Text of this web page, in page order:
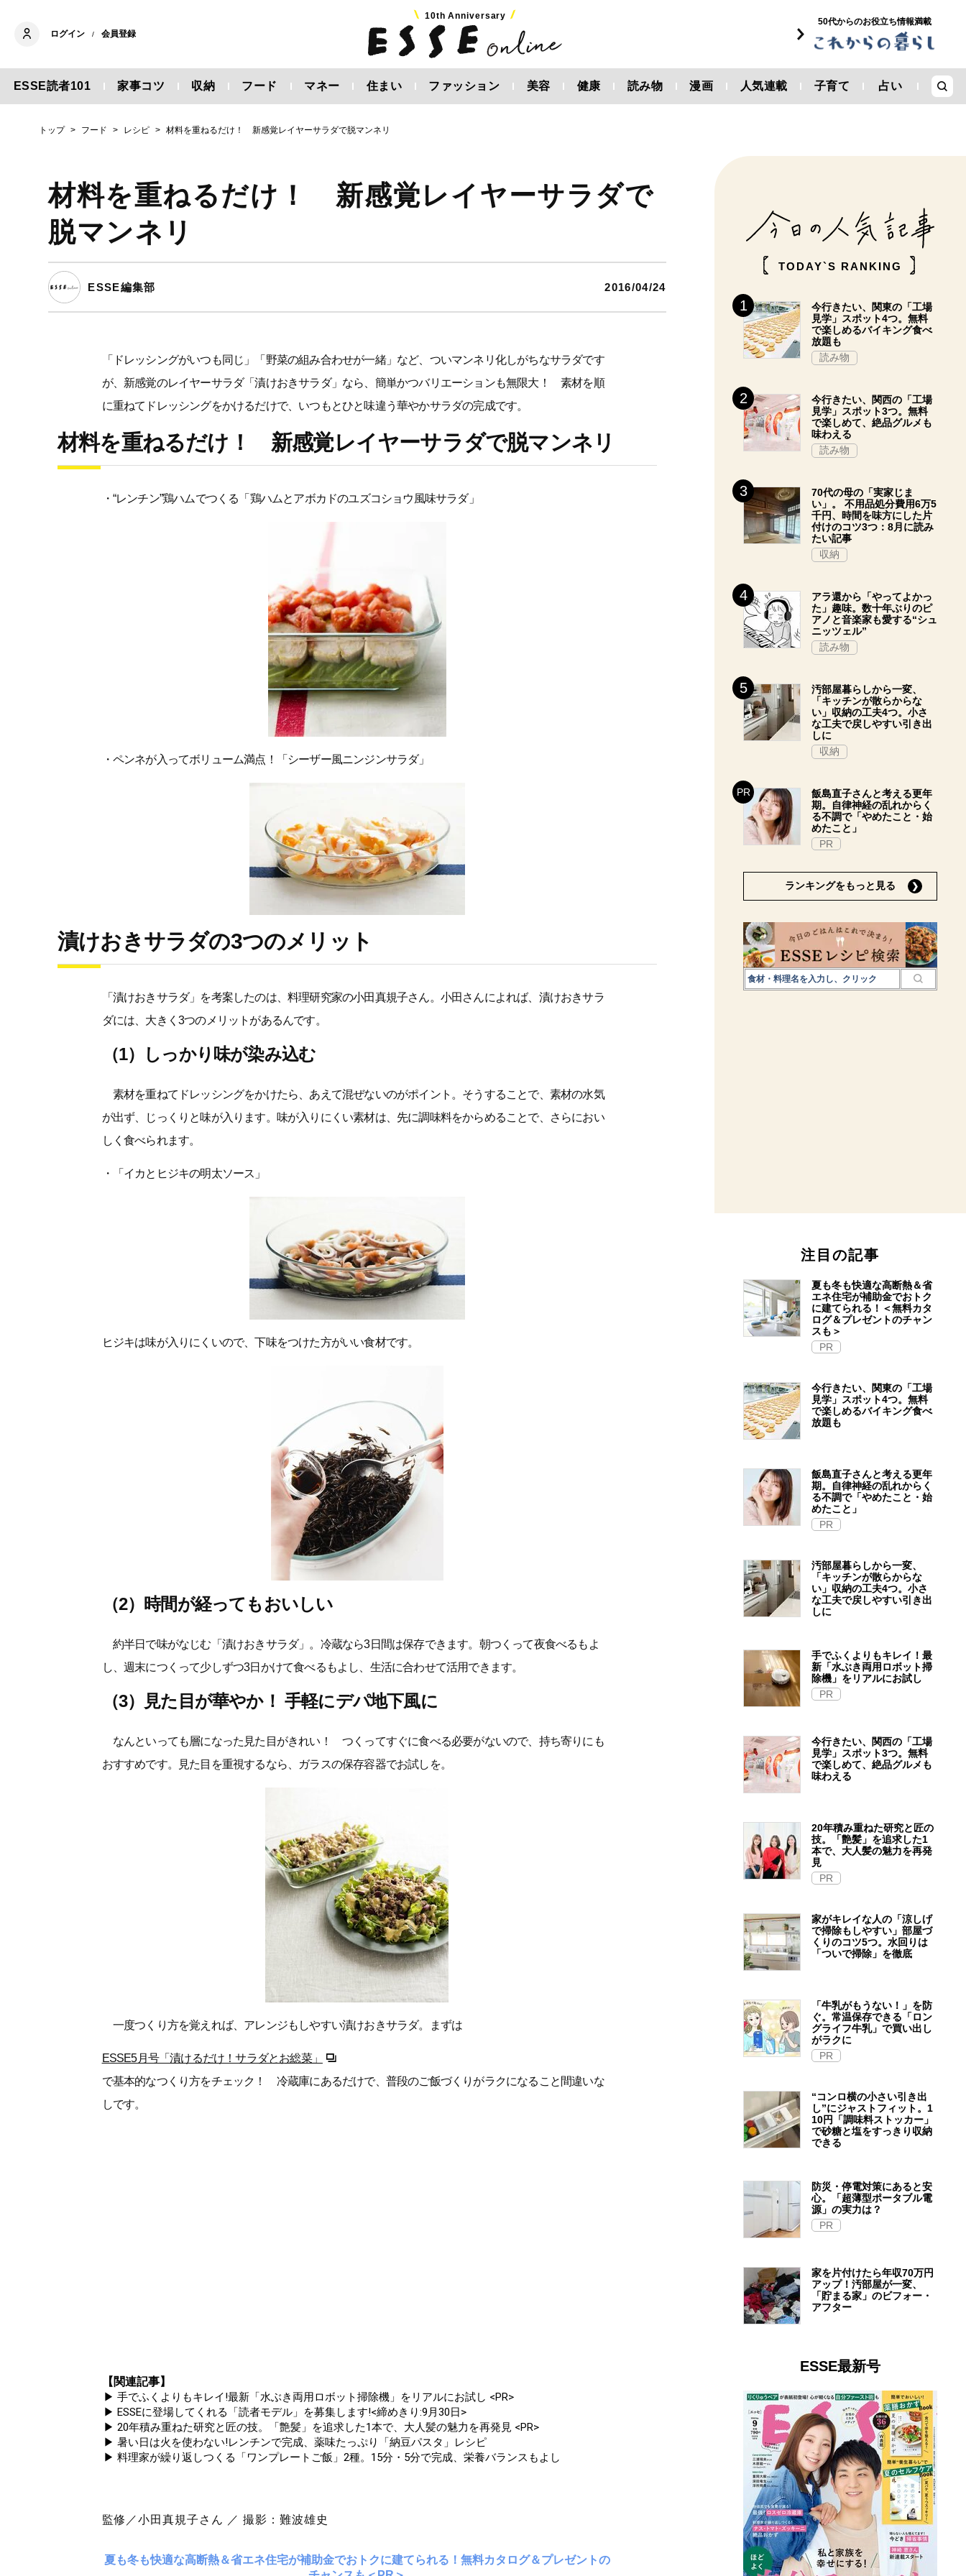
ログイン / 会員登録
10th Anniversary
50代からのお役立ち情報満載
ESSE読者101 家事コツ 収納 フード マネー 住まい ファッション 美容 健康 読み物 漫画 人気連載 子育て 占い
トップ フード レシピ 材料を重ねるだけ！ 新感覚レイヤーサラダで脱マンネリ
材料を重ねるだけ！ 新感覚レイヤーサラダで
脱マンネリ
ESSE編集部 2016/04/24
「ドレッシングがいつも同じ」「野菜の組み合わせが一緒」など、ついマンネリ化しがちなサラダです
が、新感覚のレイヤーサラダ「漬けおきサラダ」なら、簡単かつバリエーションも無限大！ 素材を順
に重ねてドレッシングをかけるだけで、いつもとひと味違う華やかサラダの完成です。
材料を重ねるだけ！ 新感覚レイヤーサラダで脱マンネリ
・“レンチン”鶏ハムでつくる「鶏ハムとアボカドのユズコショウ風味サラダ」
・ペンネが入ってボリューム満点！「シーザー風ニンジンサラダ」
漬けおきサラダの3つのメリット
「漬けおきサラダ」を考案したのは、料理研究家の小田真規子さん。小田さんによれば、漬けおきサラ
ダには、大きく3つのメリットがあるんです。
（1）しっかり味が染み込む
素材を重ねてドレッシングをかけたら、あえて混ぜないのがポイント。そうすることで、素材の水気
が出ず、じっくりと味が入ります。味が入りにくい素材は、先に調味料をからめることで、さらにおい
しく食べられます。
・「イカとヒジキの明太ソース」
ヒジキは味が入りにくいので、下味をつけた方がいい食材です。
（2）時間が経ってもおいしい
約半日で味がなじむ「漬けおきサラダ」。冷蔵なら3日間は保存できます。朝つくって夜食べるもよ
し、週末につくって少しずつ3日かけて食べるもよし、生活に合わせて活用できます。
（3）見た目が華やか！ 手軽にデパ地下風に
なんといっても層になった見た目がきれい！ つくってすぐに食べる必要がないので、持ち寄りにも
おすすめです。見た目を重視するなら、ガラスの保存容器でお試しを。
一度つくり方を覚えれば、アレンジもしやすい漬けおきサラダ。まずは
ESSE5月号「漬けるだけ！サラダとお総菜」
で基本的なつくり方をチェック！ 冷蔵庫にあるだけで、普段のご飯づくりがラクになること間違いな
しです。
【関連記事】
▶ 手でふくよりもキレイ!最新「水ぶき両用ロボット掃除機」をリアルにお試し <PR>
▶ ESSEに登場してくれる「読者モデル」を募集します!<締めきり:9月30日>
▶ 20年積み重ねた研究と匠の技。「艶髪」を追求した1本で、大人髪の魅力を再発見 <PR>
▶ 暑い日は火を使わない!レンチンで完成、薬味たっぷり「納豆パスタ」レシピ
▶ 料理家が繰り返しつくる「ワンプレートご飯」2種。15分・5分で完成、栄養バランスもよし
監修／小田真規子さん ／ 撮影：難波雄史
夏も冬も快適な高断熱＆省エネ住宅が補助金でおトクに建てられる！無料カタログ＆プレゼントの
TODAY`S RANKING
今行きたい、関東の「工場
見学」スポット4つ。無料
で楽しめるバイキング食べ
放題も
読み物
今行きたい、関西の「工場
見学」スポット3つ。無料
で楽しめて、絶品グルメも
味わえる
読み物
70代の母の「実家じま
い」。 不用品処分費用6万5
千円、時間を味方にした片
付けのコツ3つ：8月に読み
たい記事
収納
アラ還から「やってよかっ
た」趣味。数十年ぶりのピ
アノと音楽家も愛する“シュ
ニッツェル”
読み物
汚部屋暮らしから一変、
「キッチンが散らからな
い」収納の工夫4つ。小さ
な工夫で戻しやすい引き出
しに
収納
飯島直子さんと考える更年
期。自律神経の乱れからく
る不調で「やめたこと・始
めたこと」
PR
ランキングをもっと見る
注目の記事
夏も冬も快適な高断熱＆省
エネ住宅が補助金でおトク
に建てられる！＜無料カタ
ログ＆プレゼントのチャン
スも＞
PR
今行きたい、関東の「工場
見学」スポット4つ。無料
で楽しめるバイキング食べ
放題も
飯島直子さんと考える更年
期。自律神経の乱れからく
る不調で「やめたこと・始
めたこと」
PR
汚部屋暮らしから一変、
「キッチンが散らからな
い」収納の工夫4つ。小さ
な工夫で戻しやすい引き出
しに
手でふくよりもキレイ！最
新「水ぶき両用ロボット掃
除機」をリアルにお試し
PR
今行きたい、関西の「工場
見学」スポット3つ。無料
で楽しめて、絶品グルメも
味わえる
20年積み重ねた研究と匠の
技。「艶髪」を追求した1
本で、大人髪の魅力を再発
見
PR
家がキレイな人の「涼しげ
で掃除もしやすい」部屋づ
くりのコツ5つ。水回りは
「ついで掃除」を徹底
「牛乳がもうない！」を防
ぐ。常温保存できる「ロン
グライフ牛乳」で買い出し
がラクに
PR
“コンロ横の小さい引き出
し”にジャストフィット。1
10円「調味料ストッカー」
で砂糖と塩をすっきり収納
できる
防災・停電対策にあると安
心。「超薄型ポータブル電
源」の実力は？​
PR
家を片付けたら年収70万円
アップ！汚部屋が一変、
「貯まる家」のビフォー・
アフター
ESSE最新号